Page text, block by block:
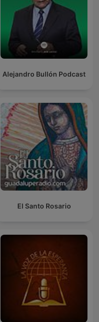
Alejandro Bullón Podcast
El Santo Rosario